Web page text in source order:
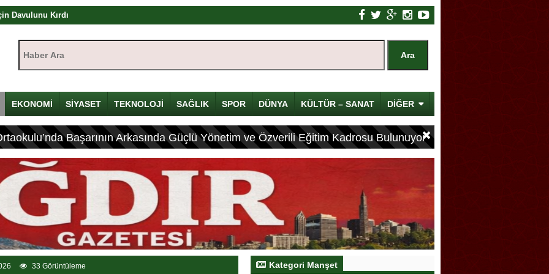
Davulunu Kırdı
Mirası
Iğdır’da başlıyor
EKONOMİ SİYASET TEKNOLOJİ SAĞLIK SPOR DÜNYA KÜLTÜR – SANAT DİĞER
Başarının Arkasında Güçlü Yönetim ve Özverili Eğitim Kadrosu Bulunuyor
33 Görüntüleme Kategori Manşet